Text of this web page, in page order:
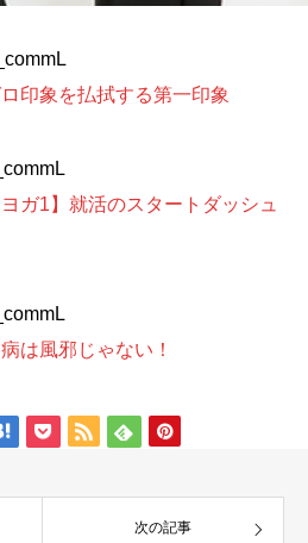
印象を払拭する第一印象
ガ1】就活のスタートダッシュ
は風邪じゃない！
次の記事